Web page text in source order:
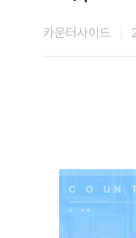
카운터사이드